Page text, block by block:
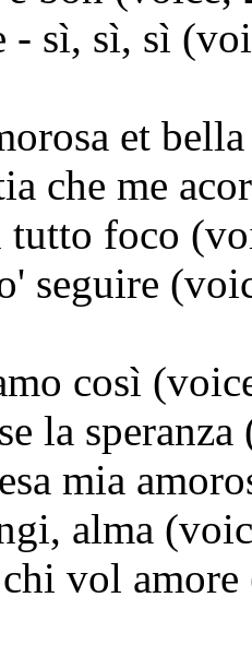
- sì, sì, sì
et
che me
tutto foco
seguire
così
la
mia
alma
vol